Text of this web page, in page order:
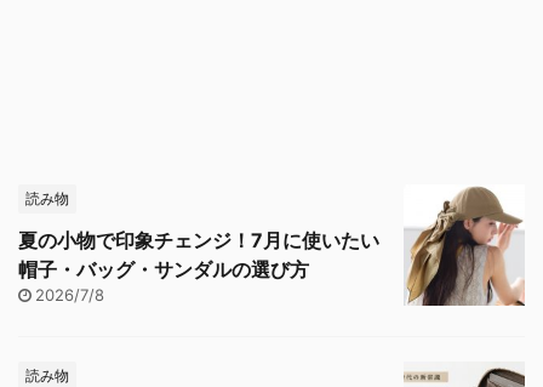
読み物
夏の小物で印象チェンジ！7月に使いたい
帽子・バッグ・サンダルの選び方
2026/7/8
読み物